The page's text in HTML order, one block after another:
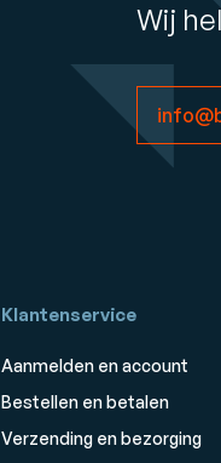
Wij
Klantenservice
Aanmelden en account
Bestellen en betalen
Verzending en bezorging